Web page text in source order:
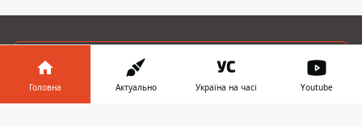
ЗАПРОПОНУВАТИ НОВИНУ
Головна
Головна Актуально Україна на часі Youtube